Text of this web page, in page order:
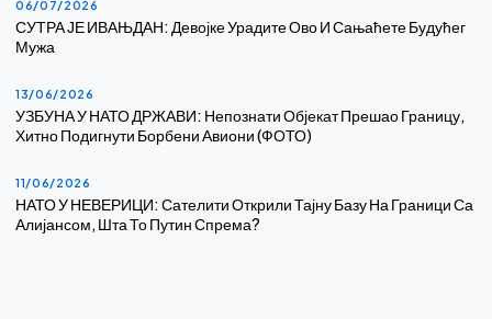
06/07/2026
СУТРА ЈЕ ИВАЊДАН: Девојке Урадите Ово И Сањаћете Будућег
Мужа
13/06/2026
УЗБУНА У НАТО ДРЖАВИ: Непознати Објекат Прешао Границу,
Хитно Подигнути Борбени Авиони (ФОТО)
11/06/2026
НАТО У НЕВЕРИЦИ: Сателити Открили Тајну Базу На Граници Са
Алијансом, Шта То Путин Спрема?